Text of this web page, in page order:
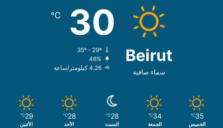
Beirut
سماء صافية
30
℃
46%
4.26 كيلومتر/ساعة
35
℃
الخميس
34
℃
الجمعة
28
℃
السبت
28
℃
الأحد
29
℃
الأثنين